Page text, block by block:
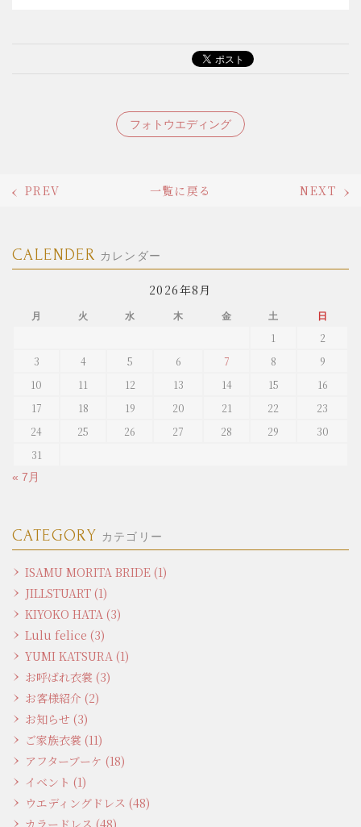
フォトウエディング
PREV 一覧に戻る NEXT
CALENDER カレンダー
2026年8月
月 火 水 木 金 土 日
1
2
3
4 5 6 7 8
9
10
11 12 13 14 15
16
17
18 19 20 21 22
23
24
25 26 27 28 29
30
31
« 7月
CATEGORY カテゴリー
ISAMU MORITA BRIDE (1)
JILLSTUART (1)
KIYOKO HATA (3)
Lulu felice (3)
YUMI KATSURA (1)
お呼ばれ衣裳 (3)
お客様紹介 (2)
お知らせ (3)
ご家族衣裳 (11)
アフターブーケ (18)
イベント (1)
ウエディングドレス (48)